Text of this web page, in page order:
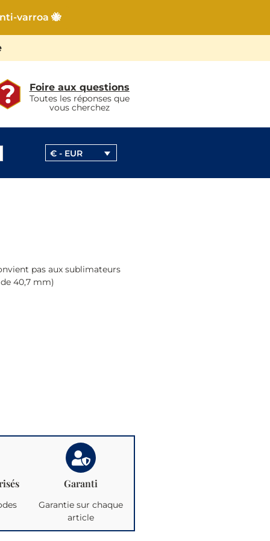
varroa 🐝
Foire aux questions
Toutes les réponses que
vous cherchez
€ - EUR
pas aux sublimateurs
40,7 mm)
Garanti
Garantie sur chaque
article